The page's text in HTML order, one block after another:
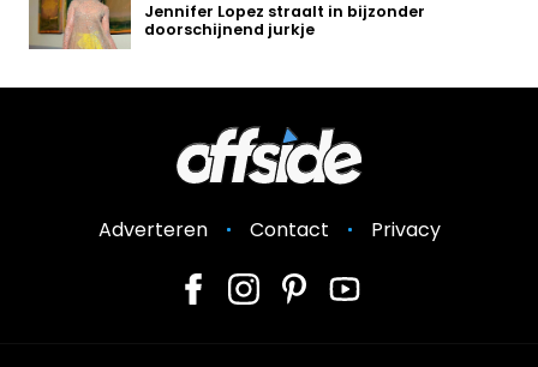
Jennifer Lopez straalt in bijzonder
doorschijnend jurkje
Adverteren Contact Privacy